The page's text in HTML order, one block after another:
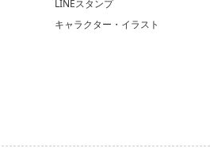
LINEスタンプ
キャラクター・イラスト